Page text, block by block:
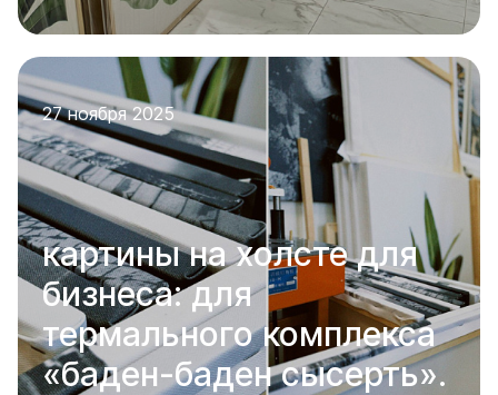
27 ноября 2025
картины на холсте для
бизнеса: для
термального комплекса
«баден-баден сысерть».